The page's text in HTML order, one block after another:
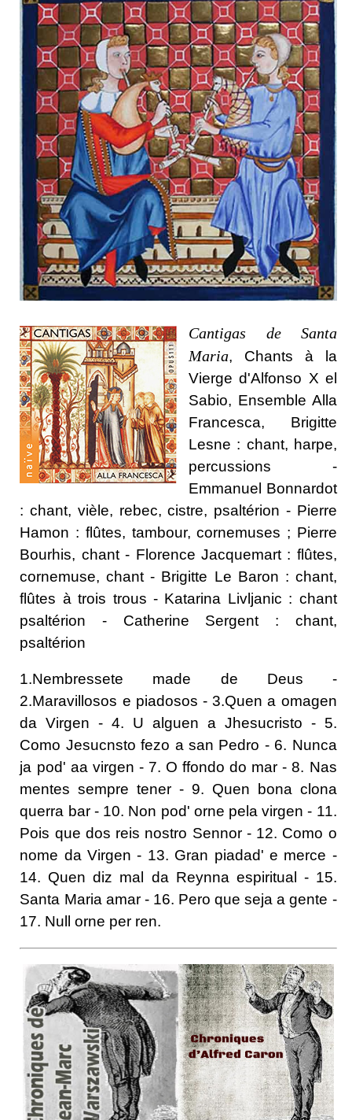
Cantigas de Santa
Maria, Chants à la
Vierge d'Alfonso X el
Sabio, Ensemble Alla
Francesca, Brigitte
Lesne : chant, harpe,
percussions -
Emmanuel Bonnardot
: chant, vièle, rebec, cistre, psaltérion - Pierre
Hamon : flûtes, tambour, cornemuses ; Pierre
Bourhis, chant - Florence Jacquemart : flûtes,
cornemuse, chant - Brigitte Le Baron : chant,
flûtes à trois trous - Katarina Livljanic : chant
psaltérion - Catherine Sergent : chant,
psaltérion
1.Nembressete made de Deus -
2.Maravillosos e piadosos - 3.Quen a omagen
da Virgen - 4. U alguen a Jhesucristo - 5.
Como Jesucnsto fezo a san Pedro - 6. Nunca
ja pod' aa virgen - 7. O ffondo do mar - 8. Nas
mentes sempre tener - 9. Quen bona clona
querra bar - 10. Non pod' orne pela virgen - 11.
Pois que dos reis nostro Sennor - 12. Como o
nome da Virgen - 13. Gran piadad' e merce -
14. Quen diz mal da Reynna espiritual - 15.
Santa Maria amar - 16. Pero que seja a gente -
17. Null orne per ren.